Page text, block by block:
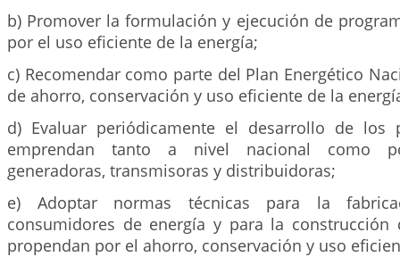
b) Promover la formulación y ejecución de
por el uso eficiente de la energía;
c) Recomendar como parte del Plan Energético
de ahorro, conservación y uso eficiente de la
d) Evaluar periódicamente el desarrollo de los
emprendan tanto a nivel nacional como
generadoras, transmisoras y distribuidoras;
e) Adoptar normas técnicas para la
consumidores de energía y para la construcción
propendan por el ahorro, conservación y uso